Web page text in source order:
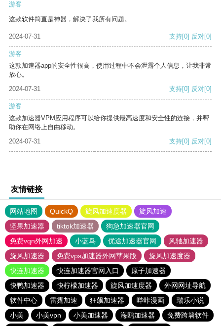
游客
这款软件简直是神器，解决了我所有问题。
2024-07-31 支持[0] 反对[0]
游客
这款加速器app的安全性很高，使用过程中不会泄露个人信息，让我非常
放心。
2024-07-31
支持[0] 反对[0]
游客
这款加速器VPM应用程序可以给你提供最高速度和安全性的连接，并帮
助你在网络上自由移动。
2024-07-31
支持[0] 反对[0]
友情链接
网站地图 QuickQ 旋风加速度器
旋风加速
坚果加速器
tiktok加速器
狗急加速器官网
免费vqn外网加速
小蓝鸟 优途加速器官网
风驰加速器
旋风加速器
免费vps加速器外网苹果版
旋风加速度器
快连加速器
快连加速器官网入口
原子加速器
快鸭加速器
快柠檬加速器 旋风加速度器
外网网址导航
软件中心
雷霆加速 狂飙加速器 哔咔漫画
瑞乐小说
小美
小美vpn 小美加速器 海鸥加速器 免费跨墙软件